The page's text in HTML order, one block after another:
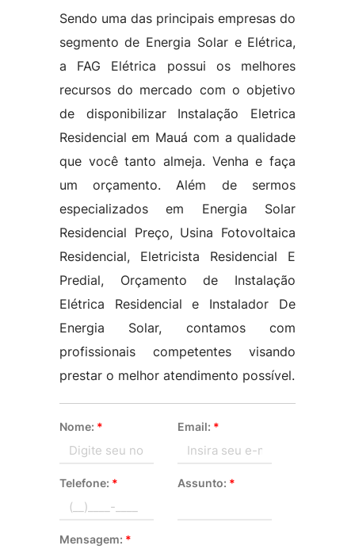
Sendo uma das principais empresas do
segmento de Energia Solar e Elétrica,
a FAG Elétrica possui os melhores
recursos do mercado com o objetivo
de disponibilizar Instalação Eletrica
Residencial em Mauá com a qualidade
que você tanto almeja. Venha e faça
um orçamento. Além de sermos
especializados em Energia Solar
Residencial Preço, Usina Fotovoltaica
Residencial, Eletricista Residencial E
Predial, Orçamento de Instalação
Elétrica Residencial e Instalador De
Energia Solar, contamos com
profissionais competentes visando
prestar o melhor atendimento possível.
Nome: * Email: *
Telefone: * Assunto: *
Mensagem: *